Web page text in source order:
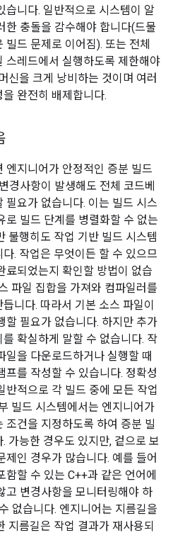
습니다. 일반적으로 시스템이 알
한 충돌을 감수해야 합니다(드물
드 문제로 이어짐). 또는 전체
스레드에서 실행하도록 제한해야
신을 크게 낭비하는 것이며 여러
완전히 배제합니다.
엔지니어가 안정적인 증분 빌드
경사항이 발생해도 전체 코드베
필요가 없습니다. 이는 빌드 시스
로 빌드 단계를 병렬화할 수 없는
불행히도 작업 기반 빌드 시스템
. 작업은 무엇이든 할 수 있으므
료되었는지 확인할 방법이 없습
파일 집합을 가져와 컴파일러를
니다. 따라서 기본 소스 파일이
할 필요가 없습니다. 하지만 추가
확실하게 말할 수 없습니다. 작
일을 다운로드하거나 실행할 때
프를 작성할 수 있습니다. 정확성
반적으로 각 빌드 중에 모든 작업
빌드 시스템에서는 엔지니어가
조건을 지정하도록 하여 증분 빌
가능한 경우도 있지만, 겉으로 보
인 경우가 많습니다. 예를 들어
할 수 있는 C++과 같은 언어에
고 변경사항을 모니터링해야 하
없습니다. 엔지니어는 지름길을
지름길은 작업 결과가 재사용되